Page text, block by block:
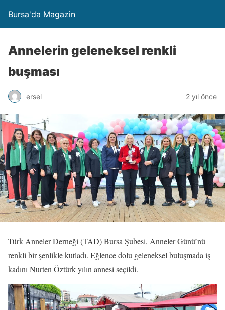
Bursa'da Magazin
Annelerin geleneksel renkli
buşması
ersel 2 yıl önce
Türk Anneler Derneği (TAD) Bursa Şubesi, Anneler Günü’nü
renkli bir şenlikle kutladı. Eğlence dolu geleneksel buluşmada iş
kadını Nurten Öztürk yılın annesi seçildi.